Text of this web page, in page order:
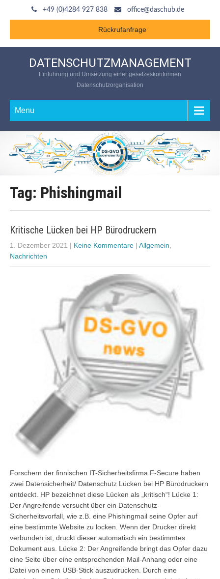
+49 (0)4284 927 838 office@daschub.de
Rückrufanfrage
DATENSCHUTZMANAGEMENT
Einführung und Umsetzung einer gesetzeskonformen
Datenschutzorganisation
Menu
Tag: Phishingmail
Kritische Lücken bei HP Bürodruckern
1. Dezember 2021 | Keine Kommentare | Allgemein
Nachrichten
Forschern der finnischen IT-Sicherheitsfirma F-Secure haben
zwei Datensicherheit/ Datenschutz Lücken bei HP Bürodruckern
entdeckt. HP bezeichnet diese Lücken als „kritisch“! Lücke 1:
Der Angreifende versucht über ein Datenschutz-
Sicherheitsvorfall, wie z.B. eine Phishingmail seine Opfer auf
eine bestimmte Website zu locken. Wenn der Drucker direkt
verbunden ist, druckt dieser automatisch ein bestimmtes
Dokument aus. Lücke 2: Der Angreifende bringt das Opfer dazu
eine Seite über eine entsprechenden Mail-Anhang oder eine
Datei von einem USB-Stick auszudrucken. Durch eine